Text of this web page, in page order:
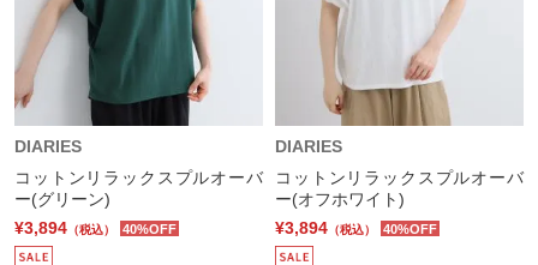
DIARIES
コットンリラックスプルオーバ
ー(グリーン)
¥3,894 （税込） 40%OFF
DIARIES
コットンリラックスプルオーバ
ー(オフホワイト)
¥3,894 （税込） 40%OFF